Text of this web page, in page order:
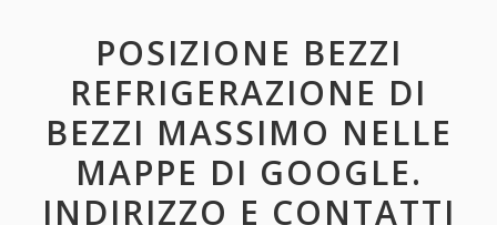
POSIZIONE BEZZI
REFRIGERAZIONE DI
BEZZI MASSIMO NELLE
MAPPE DI GOOGLE.
INDIRIZZO E CONTATTI